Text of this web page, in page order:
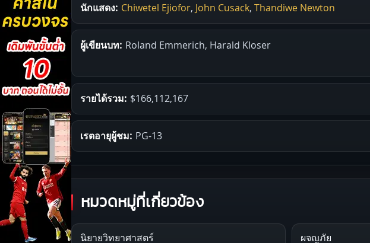
นักแสดง: Chiwetel Ejiofor, John Cusack, Thandiwe Newton
ผู้เขียนบท: Roland Emmerich, Harald Kloser
รายได้รวม: $166,112,167
เรตอายุผู้ชม: PG-13
หมวดหมู่ที่เกี่ยวข้อง
นิยายวิทยาศาสตร์ ผจญภัย